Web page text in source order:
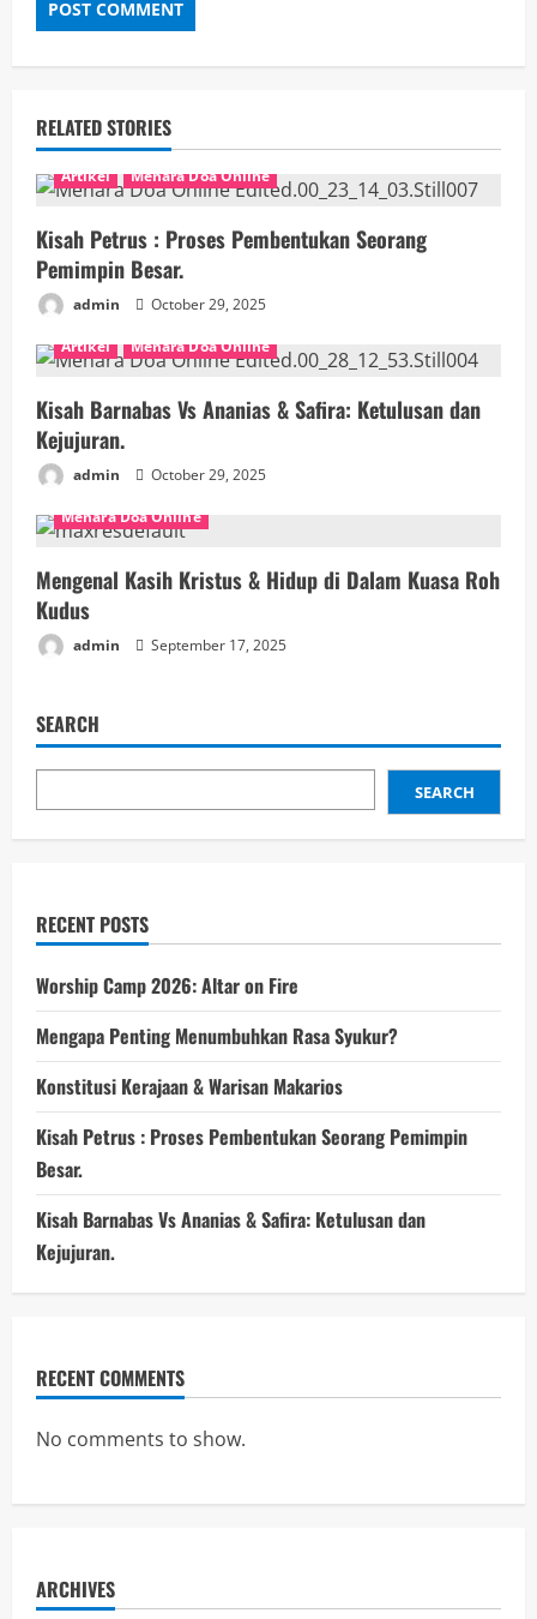
RELATED STORIES
Artikel Menara Doa Online
Kisah Petrus : Proses Pembentukan Seorang
Pemimpin Besar.
admin October 29, 2025
Artikel Menara Doa Online
Kisah Barnabas Vs Ananias & Safira: Ketulusan dan
Kejujuran.
admin October 29, 2025
Menara Doa Online
Mengenal Kasih Kristus & Hidup di Dalam Kuasa Roh
Kudus
admin September 17, 2025
SEARCH
SEARCH
RECENT POSTS
Worship Camp 2026: Altar on Fire
Mengapa Penting Menumbuhkan Rasa Syukur?
Konstitusi Kerajaan & Warisan Makarios
Kisah Petrus : Proses Pembentukan Seorang Pemimpin
Besar.
Kisah Barnabas Vs Ananias & Safira: Ketulusan dan
Kejujuran.
RECENT COMMENTS
No comments to show.
ARCHIVES